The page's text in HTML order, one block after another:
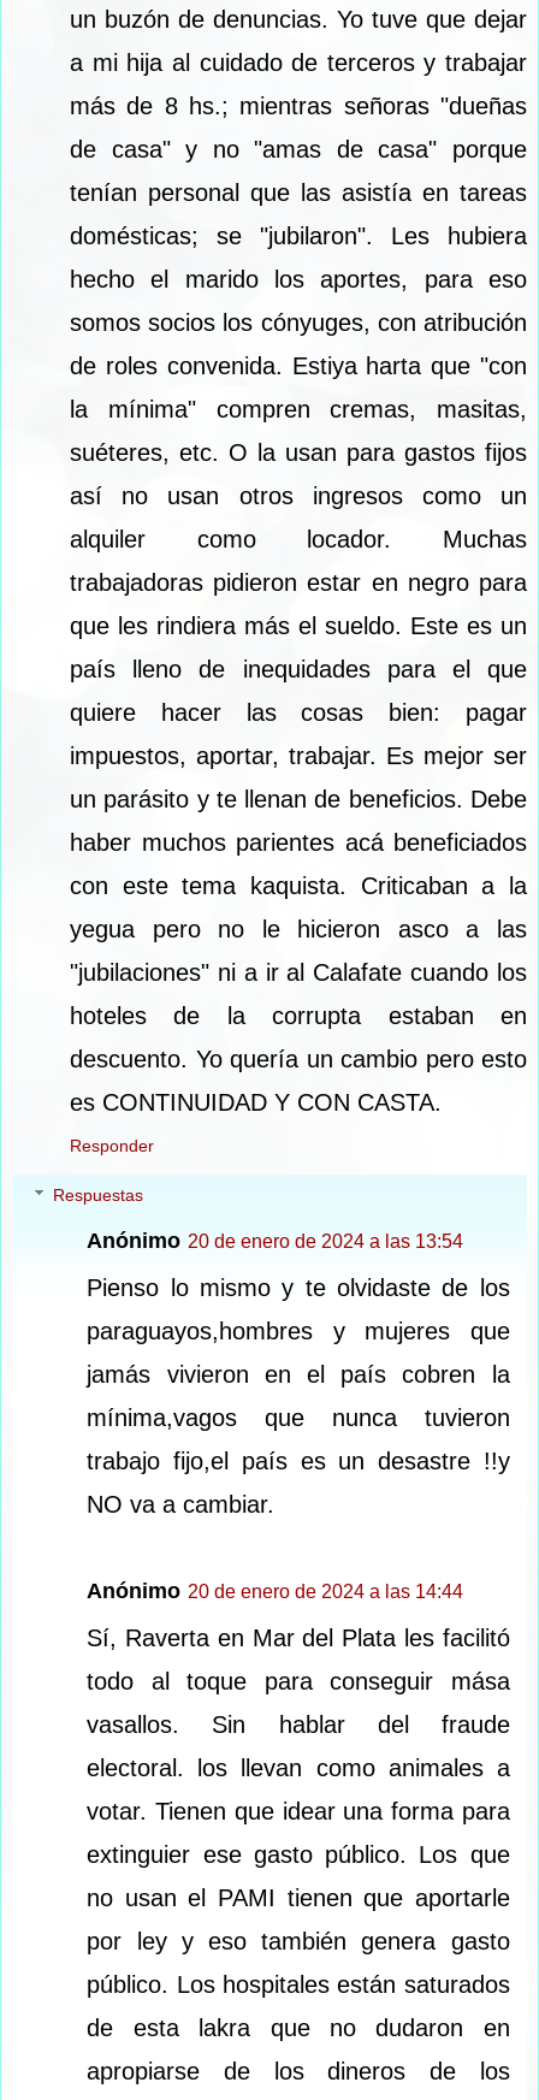
un buzón de denuncias. Yo tuve que dejar
a mi hija al cuidado de terceros y trabajar
más de 8 hs.; mientras señoras "dueñas
de casa" y no "amas de casa" porque
tenían personal que las asistía en tareas
domésticas; se "jubilaron". Les hubiera
hecho el marido los aportes, para eso
somos socios los cónyuges, con atribución
de roles convenida. Estiya harta que "con
la mínima" compren cremas, masitas,
suéteres, etc. O la usan para gastos fijos
así no usan otros ingresos como un
alquiler como locador. Muchas
trabajadoras pidieron estar en negro para
que les rindiera más el sueldo. Este es un
país lleno de inequidades para el que
quiere hacer las cosas bien: pagar
impuestos, aportar, trabajar. Es mejor ser
un parásito y te llenan de beneficios. Debe
haber muchos parientes acá beneficiados
con este tema kaquista. Criticaban a la
yegua pero no le hicieron asco a las
"jubilaciones" ni a ir al Calafate cuando los
hoteles de la corrupta estaban en
descuento. Yo quería un cambio pero esto
es CONTINUIDAD Y CON CASTA.
Responder
Respuestas
Anónimo 20 de enero de 2024 a las 13:54
Pienso lo mismo y te olvidaste de los
paraguayos,hombres y mujeres que
jamás vivieron en el país cobren la
mínima,vagos que nunca tuvieron
trabajo fijo,el país es un desastre !!y
NO va a cambiar.
Anónimo 20 de enero de 2024 a las 14:44
Sí, Raverta en Mar del Plata les facilitó
todo al toque para conseguir mása
vasallos. Sin hablar del fraude
electoral. los llevan como animales a
votar. Tienen que idear una forma para
extinguier ese gasto público. Los que
no usan el PAMI tienen que aportarle
por ley y eso también genera gasto
público. Los hospitales están saturados
de esta lakra que no dudaron en
apropiarse de los dineros de los